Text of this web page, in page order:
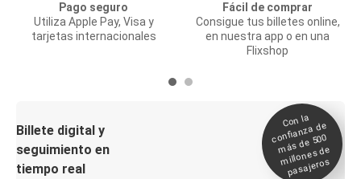
Pago seguro
Utiliza Apple Pay, Visa y
tarjetas internacionales
Fácil de comprar
Consigue tus billetes online,
en nuestra app o en una
Flixshop
Billete digital y
seguimiento en
tiempo real
Con la
confianza de
más de 500
millones de
pasajeros